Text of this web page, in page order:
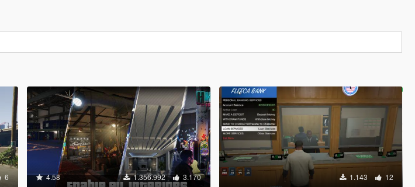
6 4.58 1.356.992 3.170 1.143 12